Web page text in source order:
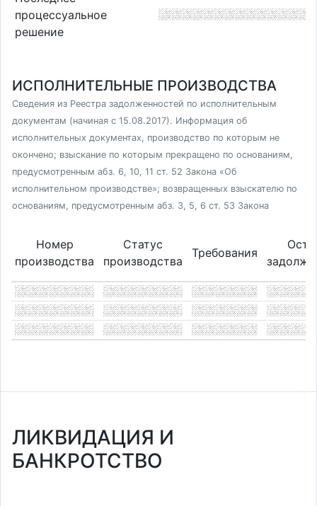
процессуальное
решение
ИСПОЛНИТЕЛЬНЫЕ ПРОИЗВОДСТВА
Сведения из Реестра задолженностей по исполнительным
документам (начиная с 15.08.2017). Информация об
исполнительных документах, производство по которым не
окончено; взыскание по которым прекращено по основаниям,
предусмотренным абз. 6, 10, 11 ст. 52 Закона «Об
исполнительном производстве»; возвращенных взыскателю по
основаниям, предусмотренным абз. 3, 5, 6 ст. 53 Закона
Номер
производства
Статус
производства
Требования
ЛИКВИДАЦИЯ И
БАНКРОТСТВО